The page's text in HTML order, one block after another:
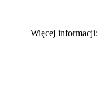
Więcej informacji: